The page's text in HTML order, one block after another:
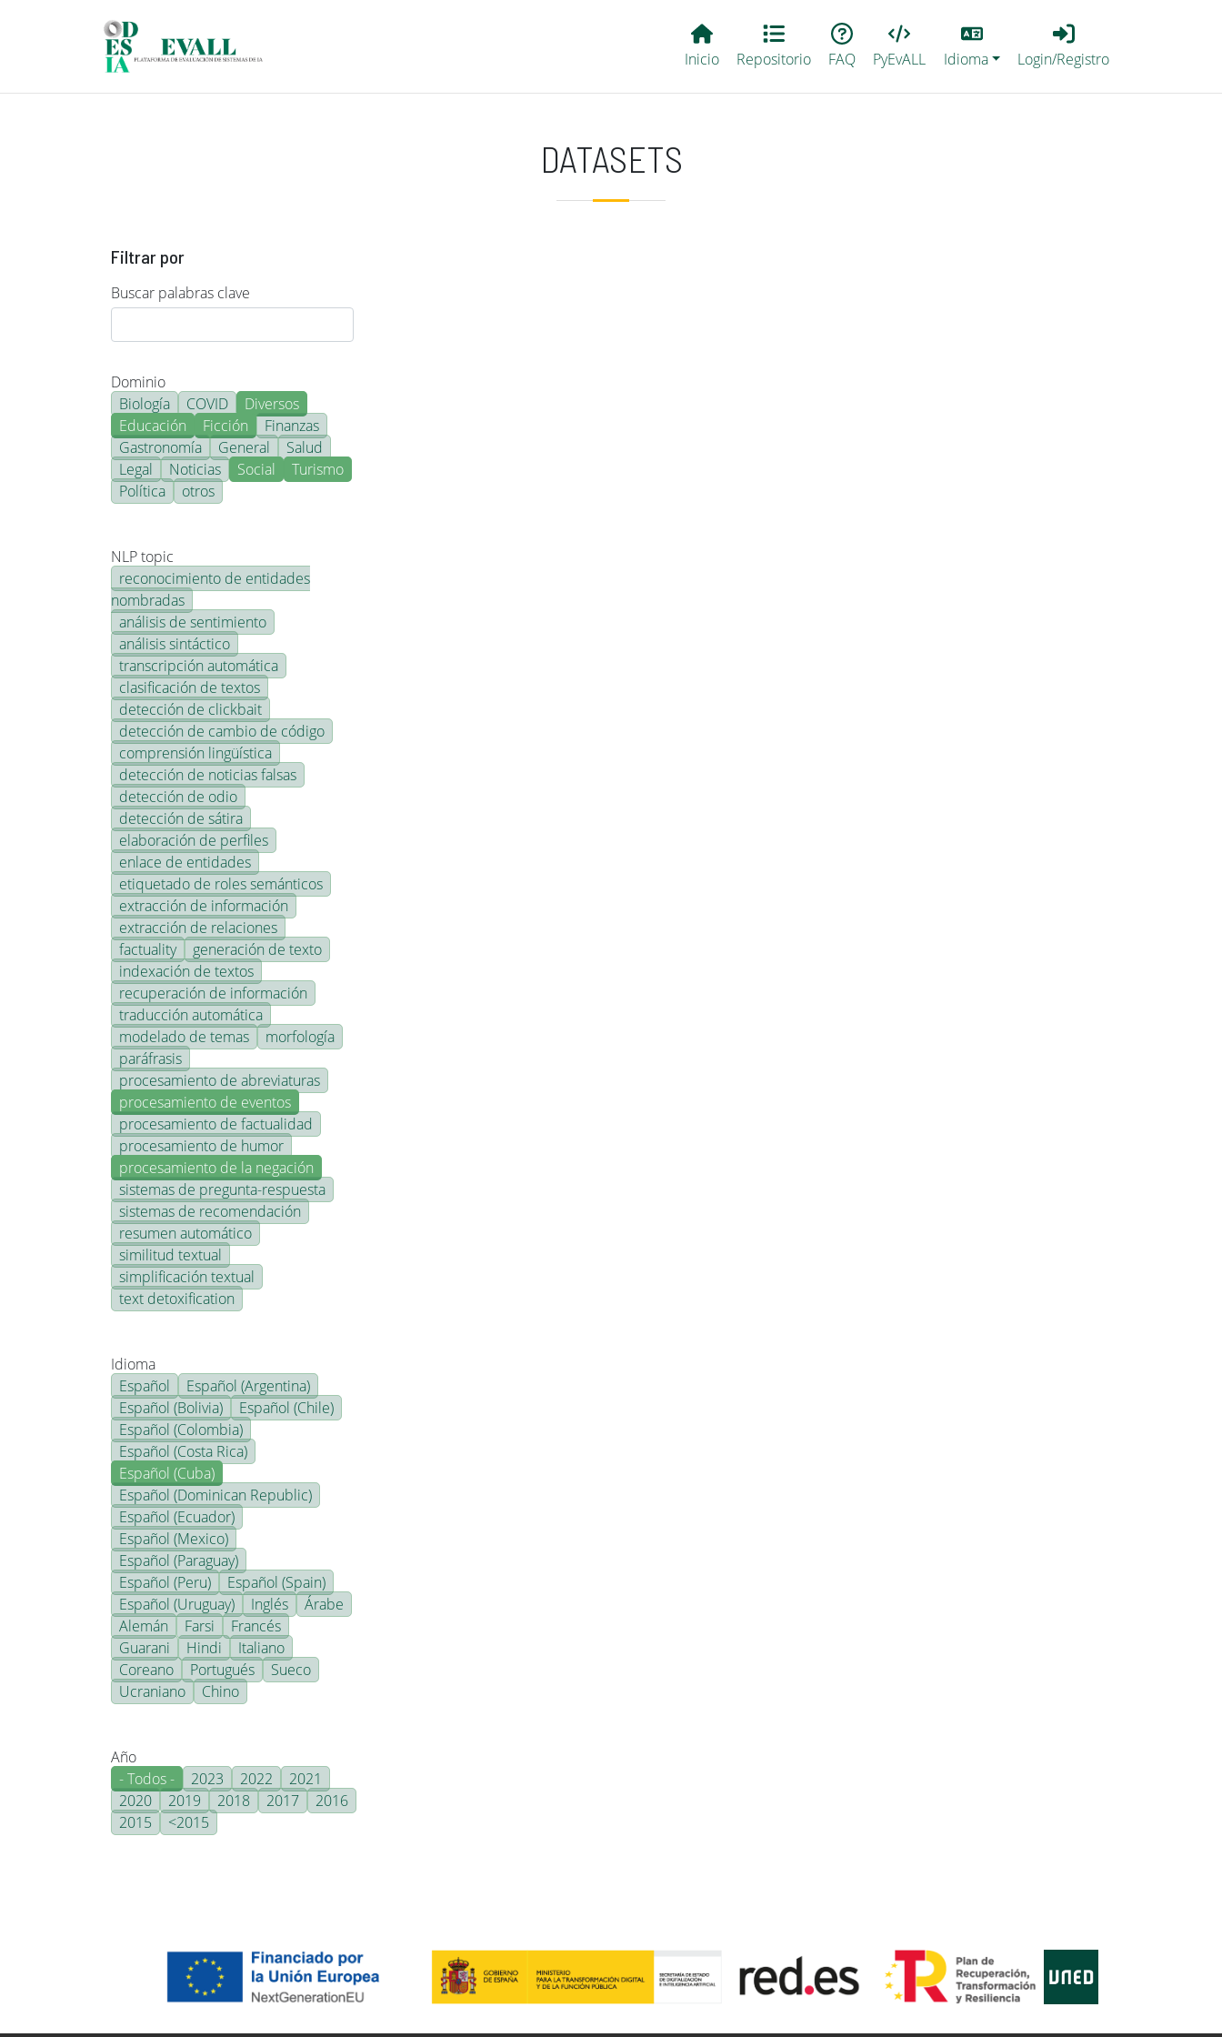
Main EvALL
Inicio Repositorio FAQ PyEvALL
Lang
Idioma
Login_Registro
Login/Registro
DATASETS
Filtrar por
Buscar palabras clave
Dominio
Biología
COVID
Diversos
Educación
Ficción
Finanzas
Gastronomía
General
Salud
Legal
Noticias Social
Turismo
Política
otros
NLP topic
reconocimiento de entidades
nombradas
análisis de sentimiento
análisis sintáctico
transcripción automática
clasificación de textos
detección de clickbait
detección de cambio de código
comprensión lingüística
detección de noticias falsas
detección de odio
detección de sátira
elaboración de perfiles
enlace de entidades
etiquetado de roles semánticos
extracción de información
extracción de relaciones
factuality
generación de texto
indexación de textos
recuperación de información
traducción automática
modelado de temas
morfología
paráfrasis
procesamiento de abreviaturas
procesamiento de eventos
procesamiento de factualidad
procesamiento de humor
procesamiento de la negación
sistemas de pregunta-respuesta
sistemas de recomendación
resumen automático
similitud textual
simplificación textual
text detoxification
Idioma
Español
Español (Argentina)
Español (Bolivia)
Español (Chile)
Español (Colombia)
Español (Costa Rica)
Español (Cuba)
Español (Dominican Republic)
Español (Ecuador)
Español (Mexico)
Español (Paraguay)
Español (Peru)
Español (Spain)
Español (Uruguay)
Inglés
Árabe
Alemán
Farsi
Francés
Guarani
Hindi
Italiano
Coreano
Portugués
Sueco
Ucraniano
Chino
Año
- Todos -
2023 2022
2021
2020
2019 2018 2017
2016
2015
<2015